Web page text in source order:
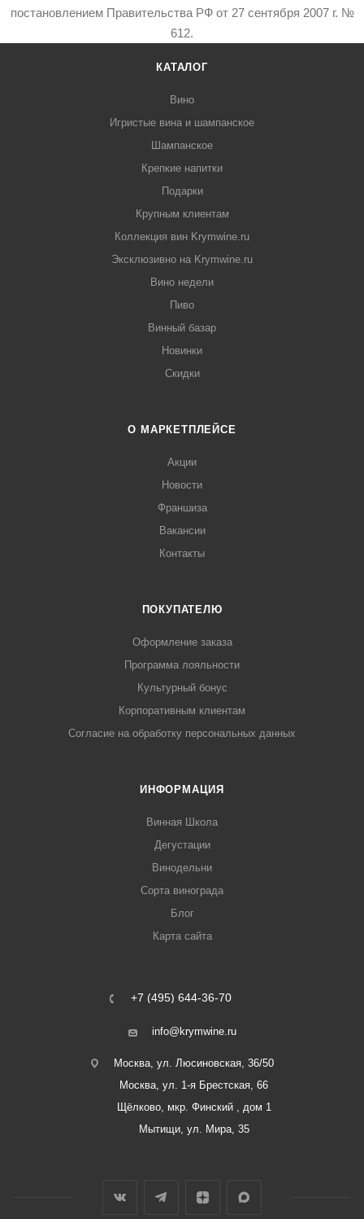
постановлением Правительства РФ от 27 сентября 2007 г. №
612.
КАТАЛОГ
Вино
Игристые вина и шампанское
Шампанское
Крепкие напитки
Подарки
Крупным клиентам
Коллекция вин Krymwine.ru
Эксклюзивно на Krymwine.ru
Вино недели
Пиво
Винный базар
Новинки
Скидки
О МАРКЕТПЛЕЙСЕ
Акции
Новости
Франшиза
Вакансии
Контакты
ПОКУПАТЕЛЮ
Оформление заказа
Программа лояльности
Культурный бонус
Корпоративным клиентам
Согласие на обработку персональных данных
ИНФОРМАЦИЯ
Винная Школа
Дегустации
Винодельни
Сорта винограда
Блог
Карта сайта
+7 (495) 644-36-70
info@krymwine.ru
Москва, ул. Люсиновская, 36/50
Москва, ул. 1-я Брестская, 66
Щёлково, мкр. Финский , дом 1
Мытищи, ул. Мира, 35